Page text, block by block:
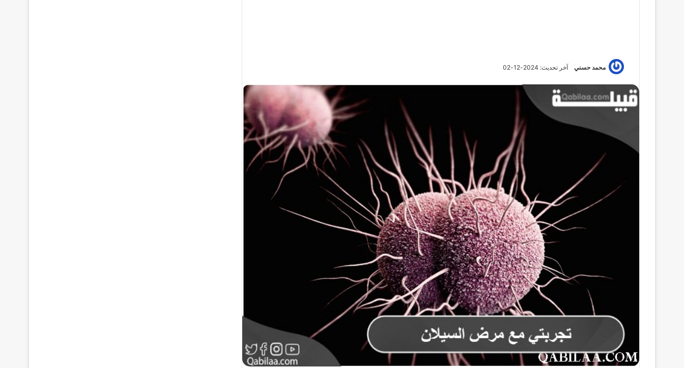
محمد حسني آخر تحديث: 2024-12-02